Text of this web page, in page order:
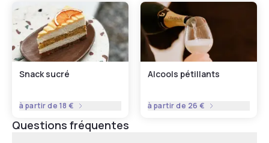
Snack sucré
à partir de 18 €
Alcools pétillants
à partir de 26 €
Questions fréquentes